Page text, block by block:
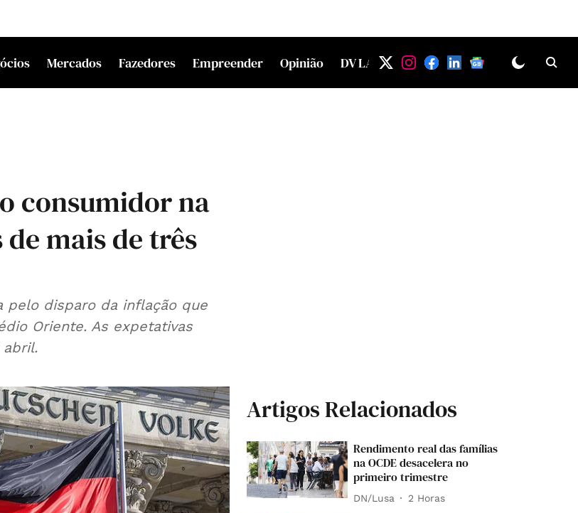
Mercados Fazedores Empreender Opinião DV LAB
consumidor na
mais de três
pelo disparo da inflação que
Oriente. As expetativas
Artigos Relacionados
Rendimento real das famílias
na OCDE desacelera no
primeiro trimestre
DN/Lusa 2 Horas